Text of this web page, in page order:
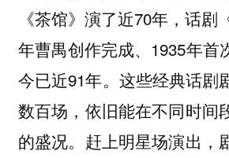
《茶馆》演了近70年，话剧
年曹禺创作完成、1935年首
今已近91年‌。这些经典话剧
数百场，依旧能在不同时间
的盛况。赶上明星场演出，